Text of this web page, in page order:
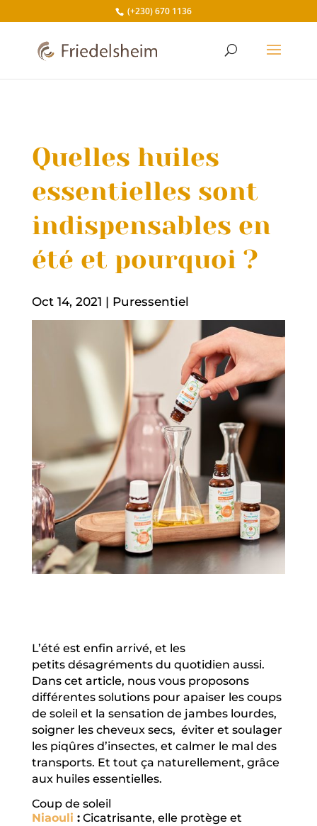
(+230) 670 1136
Quelles huiles
essentielles sont
indispensables en
été et pourquoi ?
Oct 14, 2021 | Puressentiel
L’été est enfin arrivé, et les
petits désagréments du quotidien aussi.
Dans cet article, nous vous proposons
différentes solutions pour apaiser les coups
de soleil et la sensation de jambes lourdes,
soigner les cheveux secs, éviter et soulager
les piqûres d’insectes, et calmer le mal des
transports. Et tout ça naturellement, grâce
aux huiles essentielles.
Coup de soleil
Niaouli :Cicatrisante, elle protège et